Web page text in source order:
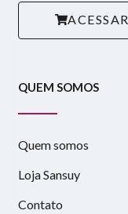
QUEM SOMOS
Quem somos
Loja Sansuy
Contato